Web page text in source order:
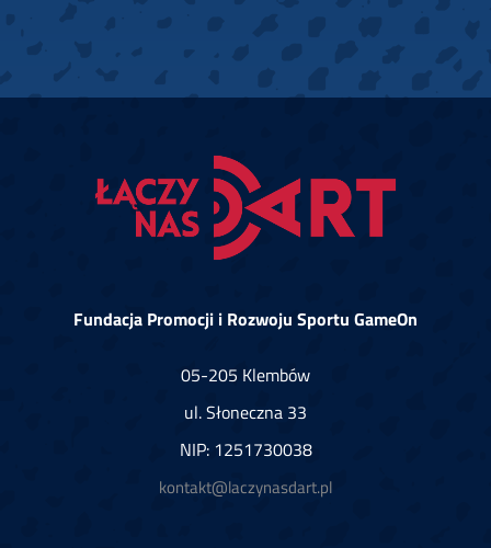
Fundacja Promocji i Rozwoju Sportu GameOn
05-205 Klembów
ul. Słoneczna 33
NIP: 1251730038
kontakt@laczynasdart.pl